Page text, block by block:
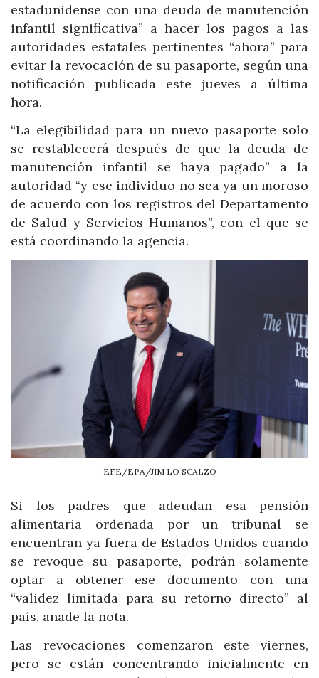
estadunidense con una deuda de manutención
infantil significativa” a hacer los pagos a las
autoridades estatales pertinentes “ahora” para
evitar la revocación de su pasaporte, según una
notificación publicada este jueves a última
hora.
“La elegibilidad para un nuevo pasaporte solo
se restablecerá después de que la deuda de
manutención infantil se haya pagado” a la
autoridad “y ese individuo no sea ya un moroso
de acuerdo con los registros del Departamento
de Salud y Servicios Humanos”, con el que se
está coordinando la agencia.
EFE/EPA/JIM LO SCALZO
Si los padres que adeudan esa pensión
alimentaria ordenada por un tribunal se
encuentran ya fuera de Estados Unidos cuando
se revoque su pasaporte, podrán solamente
optar a obtener ese documento con una
“validez limitada para su retorno directo” al
país, añade la nota.
Las revocaciones comenzaron este viernes,
pero se están concentrando inicialmente en